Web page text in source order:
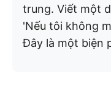
trung. Viết một
'Nếu tôi không
Đây là một biện